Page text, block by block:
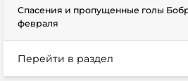
Спасения и пропущенные голы
февраля
Перейти в раздел